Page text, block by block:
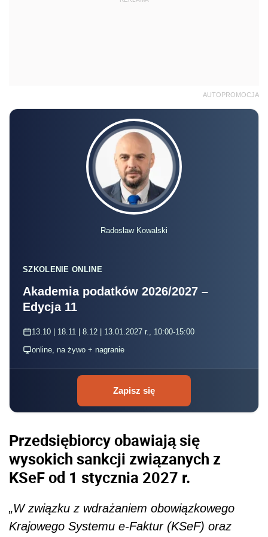
AUTOPROMOCJA
Radosław Kowalski
SZKOLENIE ONLINE
Akademia podatków 2026/2027 –
Edycja 11
13.10 | 18.11 | 8.12 | 13.01.2027 r., 10:00-15:00
online, na żywo + nagranie
Zapisz się
Przedsiębiorcy obawiają się
wysokich sankcji związanych z
KSeF od 1 stycznia 2027 r.
„W związku z wdrażaniem obowiązkowego
Krajowego Systemu e-Faktur (KSeF) oraz